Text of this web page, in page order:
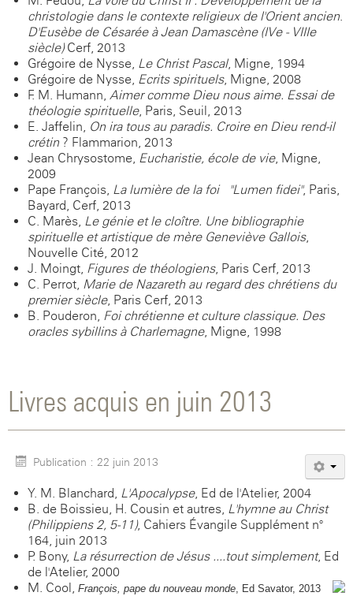
christologie dans le contexte religieux de l'Orient ancien.
D'Eusèbe de Césarée à Jean Damascène (IVe - VIIIe
siècle)Cerf, 2013
Grégoire de Nysse, Le Christ Pascal, Migne, 1994
Grégoire de Nysse, Ecrits spirituels, Migne, 2008
F.-M. Humann, Aimer comme Dieu nous aime. Essai de
théologie spirituelle, Paris, Seuil, 2013
E. Jaffelin, On ira tous au paradis. Croire en Dieu rend-il
crétin ? Flammarion, 2013
Jean Chrysostome, Eucharistie, école de vie, Migne,
2009
Pape François, La lumière de la foi "Lumen fidei", Paris,
Bayard, Cerf, 2013
C. Marès, Le génie et le cloître. Une bibliographie
spirituelle et artistique de mère Geneviève Gallois,
Nouvelle Cité, 2012
J. Moingt, Figures de théologiens, Paris Cerf, 2013
C. Perrot, Marie de Nazareth au regard des chrétiens du
premier siècle, Paris Cerf, 2013
B. Pouderon, Foi chrétienne et culture classique. Des
oracles sybillins à Charlemagne, Migne, 1998
Livres acquis en juin 2013
Publication : 22 juin 2013
Y. M. Blanchard, L'Apocalypse, Ed de l'Atelier, 2004
B. de Boissieu, H. Cousin et autres, L'hymne au Christ
(Philippiens 2, 5-11), Cahiers Évangile Supplément n°
164, juin 2013
P. Bony, La résurrection de Jésus ....tout simplement, Ed
de l'Atelier, 2000
M. Cool, François, pape du nouveau monde, Ed Savator, 2013